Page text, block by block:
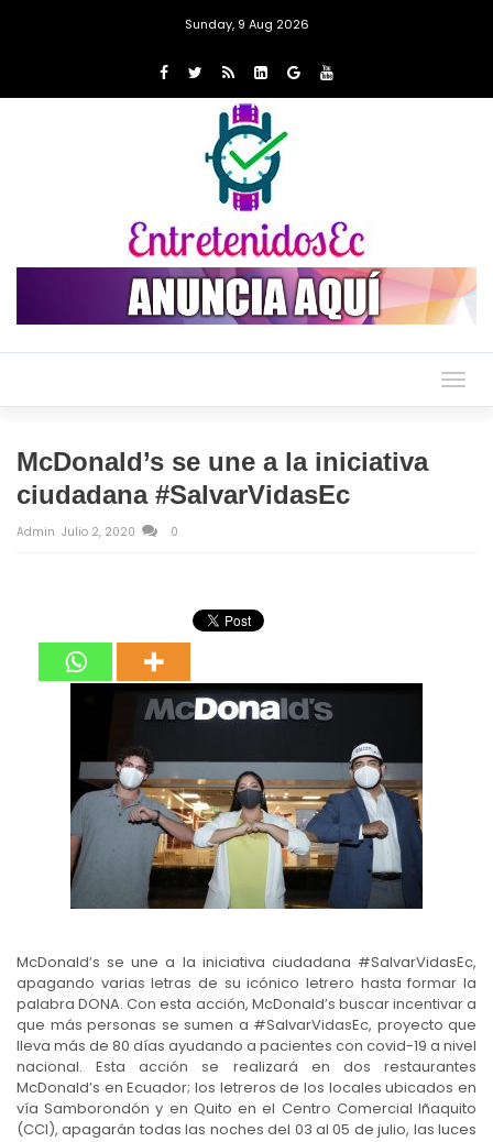
Sunday, 9 Aug 2026
McDonald’s se une a la iniciativa
ciudadana #SalvarVidasEc
Admin Julio 2, 2020 0
McDonald’s se une a la iniciativa ciudadana #SalvarVidasEc,
apagando varias letras de su icónico letrero hasta formar la
palabra DONA. Con esta acción, McDonald’s buscar incentivar a
que más personas se sumen a #SalvarVidasEc, proyecto que
lleva más de 80 días ayudando a pacientes con covid-19 a nivel
nacional. Esta acción se realizará en dos restaurantes
McDonald’s en Ecuador; los letreros de los locales ubicados en
vía Samborondón y en Quito en el Centro Comercial Iñaquito
(CCI), apagarán todas las noches del 03 al 05 de julio, las luces